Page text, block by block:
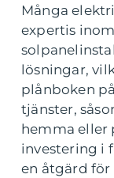
Många
expertis
lösningar,
plånboken
tjänster,
hemma eller
investering i
en åtgärd